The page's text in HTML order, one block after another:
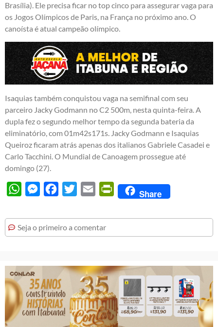
Brasília). Ele precisa ficar no top cinco para assegurar vaga para
os Jogos Olímpicos de Paris, na França no próximo ano. O
canoísta é atual campeão olímpico.
Isaquias também conquistou vaga na semifinal com seu
parceiro Jacky Godmann no C2 500m, nesta quinta-feira. A
dupla fez o segundo melhor tempo da segunda bateria da
eliminatório, com 01m42s171s. Jacky Godmann e Isaquias
Queiroz ficaram atrás apenas dos italianos Gabriele Casadei e
Carlo Tacchini. O Mundial de Canoagem prossegue até
domingo (27).
WhatsAppMessengerFacebook
Twitter Email PrintFriendly
Share
Seja o primeiro a comentar